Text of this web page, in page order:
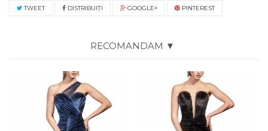
TWEET DISTRIBUIŢI GOOGLE+ PINTEREST
RECOMANDAM ▼